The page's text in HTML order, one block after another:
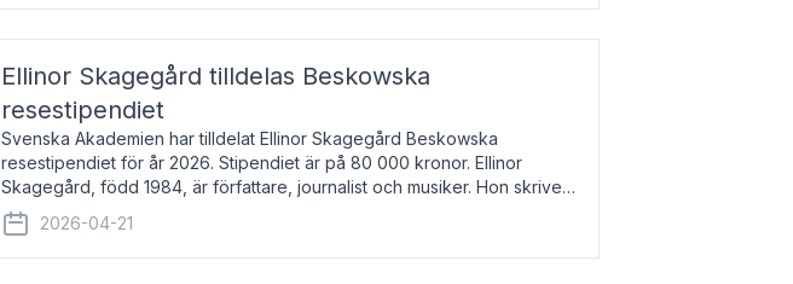
Ellinor Skagegård tilldelas Beskowska
resestipendiet
Svenska Akademien har tilldelat Ellinor Skagegård Beskowska
resestipendiet för år 2026. Stipendiet är på 80 000 kronor. Ellinor
Skagegård, född 1984, är författare, journalist och musiker. Hon skriver
återkommande för Svenska Dagbladet, Ups
2026-04-21